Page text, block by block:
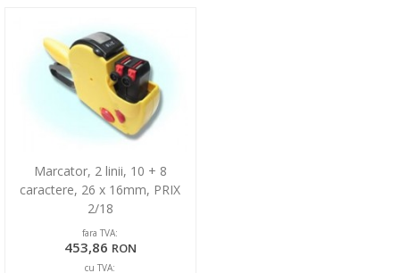
Marcator, 2 linii, 10 + 8
caractere, 26 x 16mm, PRIX
2/18
fara TVA:
453,86 RON
cu TVA: